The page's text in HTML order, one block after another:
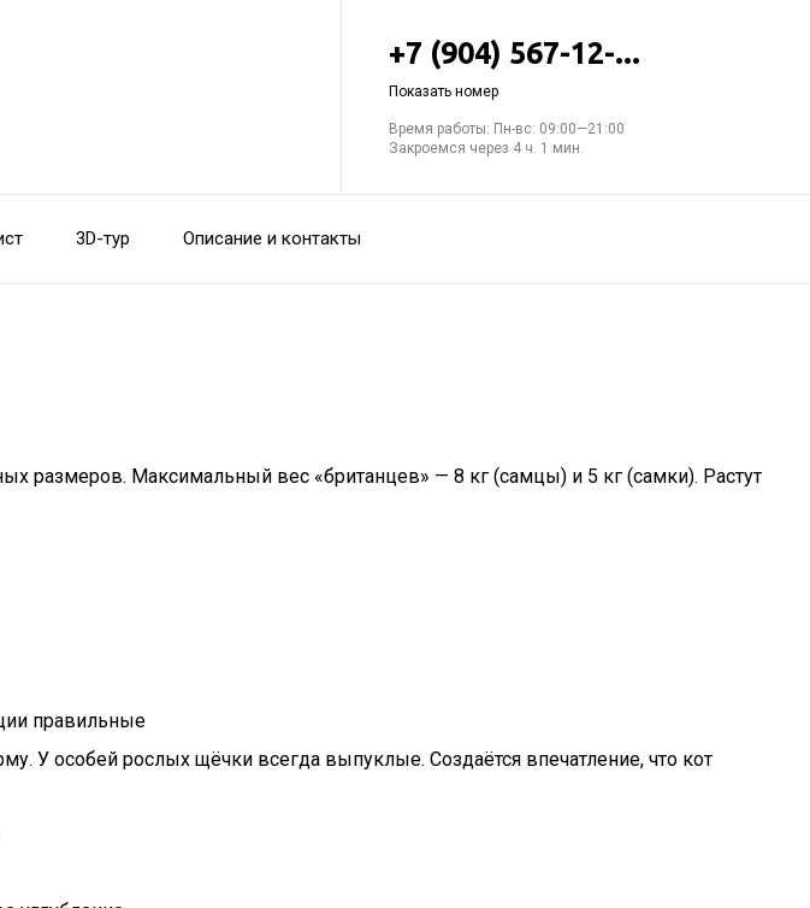
+7 (904) 567-12-...
Показать номер
Время работы: Пн-вс: 09:00—21:00
Закроемся через 4 ч. 1 мин.
3D-тур Описание и контакты
размеров. Максимальный вес «британцев» — 8 кг (самцы) и 5 кг (самки). Растут
правильные
У особей рослых щёчки всегда выпуклые. Создаётся впечатление, что кот